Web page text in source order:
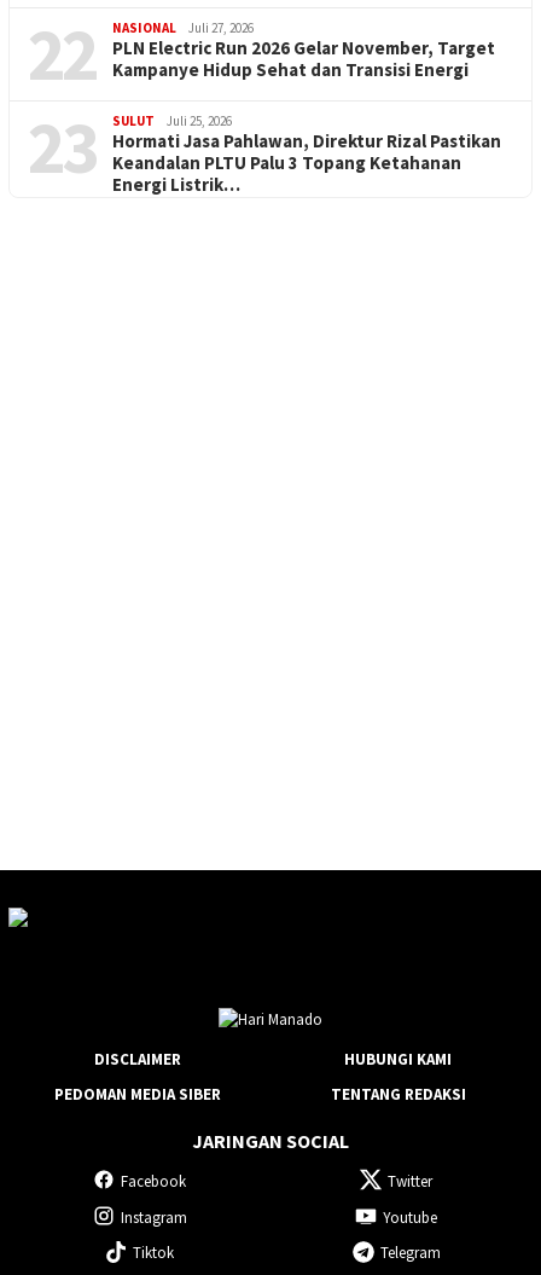
22 NASIONAL Juli 27, 2026
PLN Electric Run 2026 Gelar November, Target
Kampanye Hidup Sehat dan Transisi Energi
23 SULUT Juli 25, 2026
Hormati Jasa Pahlawan, Direktur Rizal Pastikan
Keandalan PLTU Palu 3 Topang Ketahanan
Energi Listrik…
DISCLAIMER
HUBUNGI KAMI
PEDOMAN MEDIA SIBER
TENTANG REDAKSI
JARINGAN SOCIAL
Facebook
Twitter
Instagram
Youtube
Tiktok
Telegram